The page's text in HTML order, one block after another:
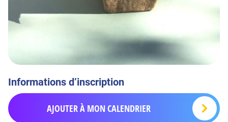
Informations d’inscription
AJOUTER À MON CALENDRIER